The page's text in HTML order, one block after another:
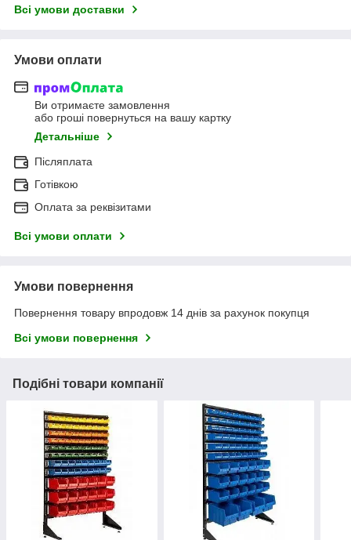
Всі умови доставки
Умови оплати
Ви отримаєте замовлення
або гроші повернуться на вашу картку
Детальніше
Післяплата
Готівкою
Оплата за реквізитами
Всі умови оплати
Умови повернення
Повернення товару впродовж 14 днів за рахунок покупця
Всі умови повернення
Подібні товари компанії